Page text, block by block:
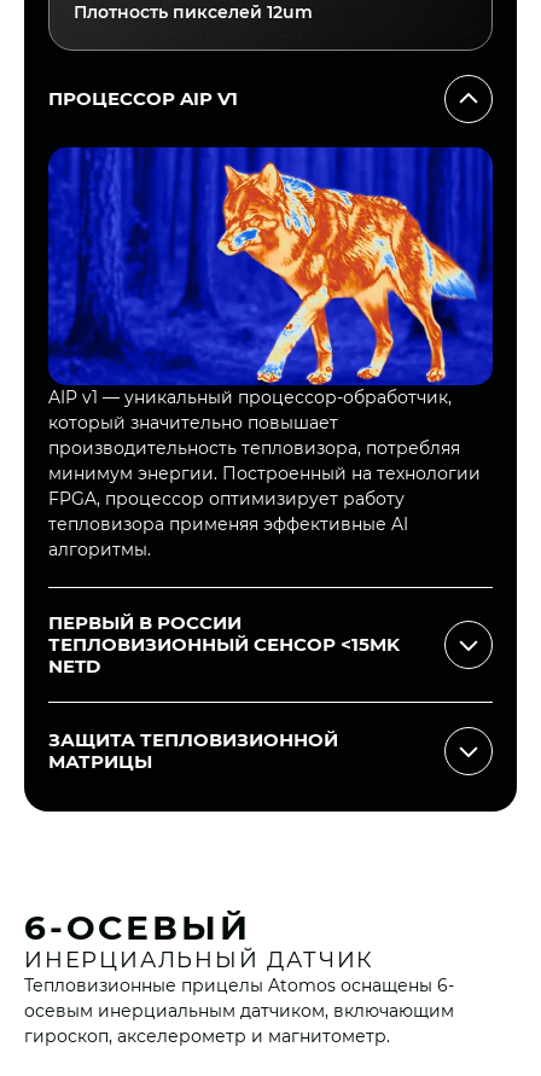
Плотность пикселей 12um
ПРОЦЕССОР AIP V1
AIP v1 — уникальный процессор-обработчик,
который значительно повышает
производительность тепловизора, потребляя
минимум энергии. Построенный на технологии
FPGA, процессор оптимизирует работу
тепловизора применяя эффективные AI
алгоритмы.
ПЕРВЫЙ В РОССИИ
ТЕПЛОВИЗИОННЫЙ СЕНСОР <15MK
NETD
Тепловизионные прицелы Atomos оснащены
сенсором с тепловой чувствительностью <15 mK
и минимальной погрешностью ±1 mK. Это
обеспечивает чёткое, контрастное изображение
ЗАЩИТА ТЕПЛОВИЗИОННОЙ
МАТРИЦЫ
Система защиты сенсора автоматически
6-ОСЕВЫЙ
ИНЕРЦИАЛЬНЫЙ ДАТЧИК
Тепловизионные прицелы Atomos оснащены 6-
осевым инерциальным датчиком, включающим
гироскоп, акселерометр и магнитометр.